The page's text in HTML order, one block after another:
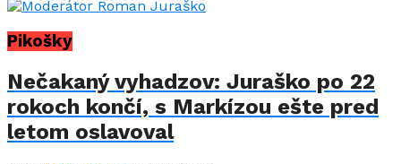
Pikošky
Nečakaný vyhadzov: Juraško po 22
rokoch končí, s Markízou ešte pred
letom oslavoval